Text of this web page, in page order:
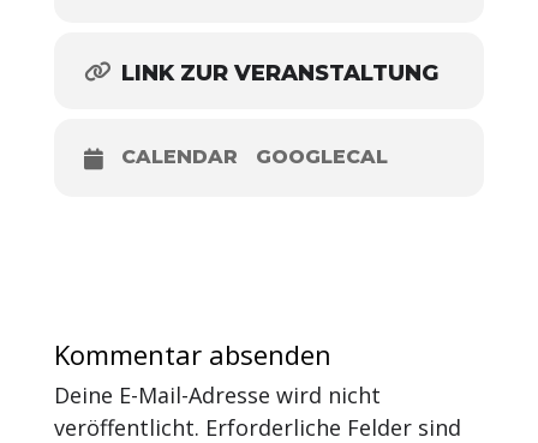
LINK ZUR VERANSTALTUNG
CALENDAR GOOGLECAL
Kommentar absenden
Deine E-Mail-Adresse wird nicht
veröffentlicht. Erforderliche Felder sind